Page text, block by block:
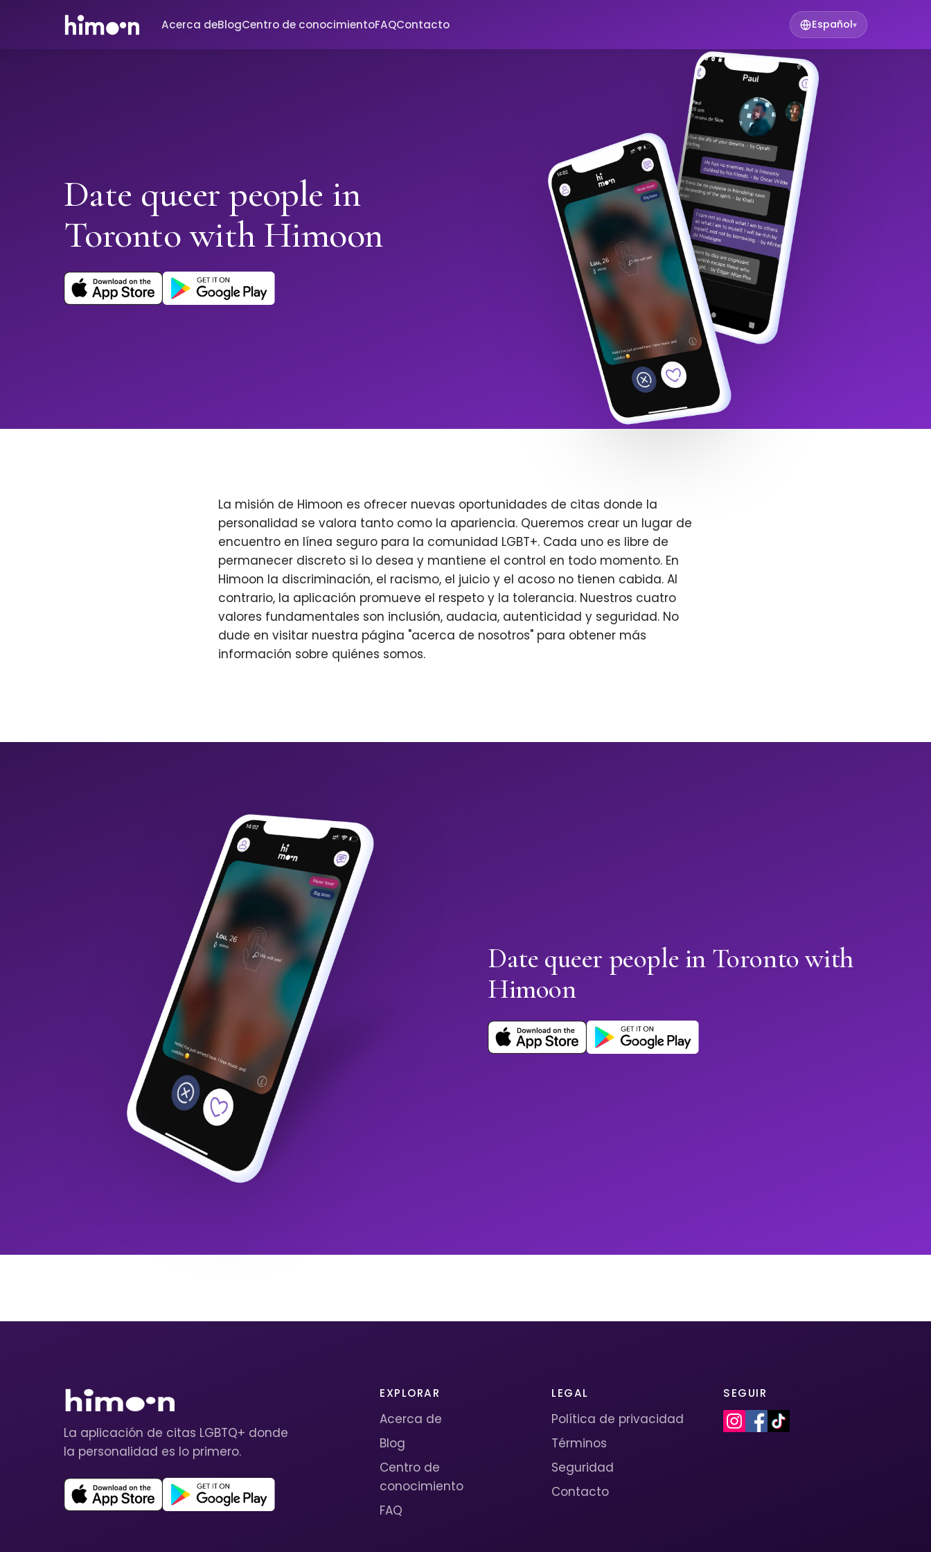
Acerca deBlogCentro de conocimientoFAQContacto Español▾
Date queer people in
Toronto with Himoon
La misión de Himoon es ofrecer nuevas oportunidades de citas donde la
personalidad se valora tanto como la apariencia. Queremos crear un lugar de
encuentro en línea seguro para la comunidad LGBT+. Cada uno es libre de
permanecer discreto si lo desea y mantiene el control en todo momento. En
Himoon la discriminación, el racismo, el juicio y el acoso no tienen cabida. Al
contrario, la aplicación promueve el respeto y la tolerancia. Nuestros cuatro
valores fundamentales son inclusión, audacia, autenticidad y seguridad. No
dude en visitar nuestra página "acerca de nosotros" para obtener más
información sobre quiénes somos.
Date queer people in Toronto with
Himoon
La aplicación de citas LGBTQ+ donde
la personalidad es lo primero.
EXPLORAR
Acerca de
Blog
Centro de
conocimiento
FAQ
LEGAL
Política de privacidad
Términos
Seguridad
Contacto
SEGUIR